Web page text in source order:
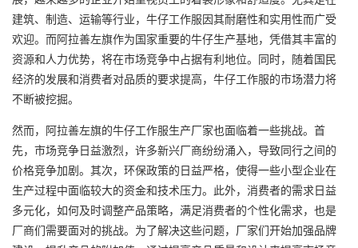
建筑、制造、运输等行业，牛仔工作服因其耐磨性和实用性而广受
欢迎。而阿拉善左旗作为国家重要的牛仔生产基地，凭借其丰富的
资源和人力优势，将在市场竞争中占据有利地位。同时，随着国民
经济的发展和消费者对品质的要求提高，牛仔工作服的市场潜力将
不断被挖掘。
然而，阿拉善左旗的牛仔工作服生产厂家也面临着一些挑战。首
先，市场竞争日益激烈，许多新兴厂商纷纷涌入，导致同行之间的
价格竞争加剧。其次，环保政策的日益严格，使得一些小型企业在
生产过程中面临较大的资金和技术压力。此外，消费者的需求日益
多元化，如何及时调整产品策略，满足消费者的个性化需求，也是
厂商们需要面对的挑战。为了解决这些问题，厂家们开始加强品牌